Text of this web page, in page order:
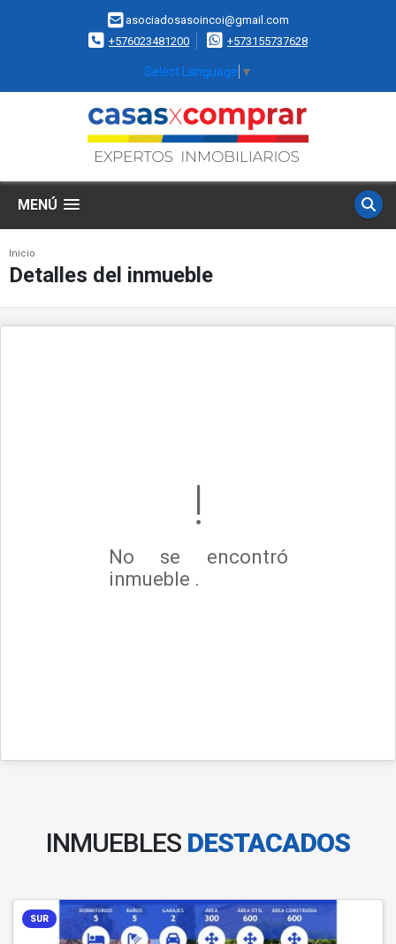
asociadosasoincoi@gmail.com
+576023481200
+573155737628
Select Language ▼
MENÚ
Inicio
Detalles del inmueble
No se encontró
inmueble .
INMUEBLES DESTACADOS
SUR